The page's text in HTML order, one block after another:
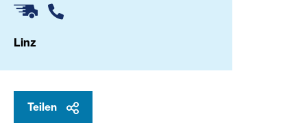
Linz
Teilen